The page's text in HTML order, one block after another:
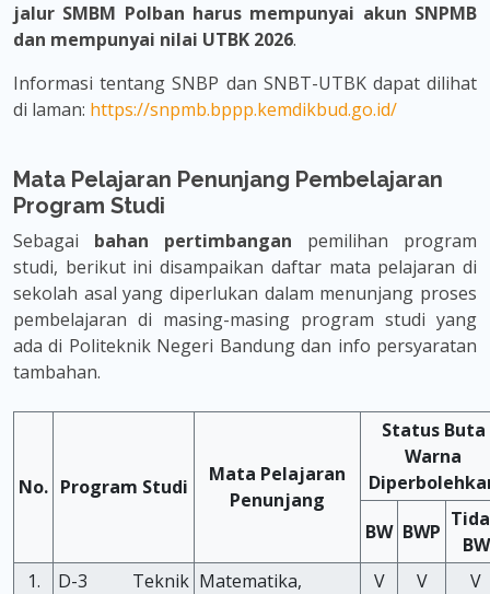
jalur SMBM Polban harus mempunyai akun SNPMB
dan mempunyai nilai UTBK 2026.
Informasi tentang SNBP dan SNBT-UTBK dapat dilihat
di laman: https://snpmb.bppp.kemdikbud.go.id/
Mata Pelajaran Penunjang Pembelajaran
Program Studi
Sebagai bahan pertimbangan pemilihan program
studi, berikut ini disampaikan daftar mata pelajaran di
sekolah asal yang diperlukan dalam menunjang proses
pembelajaran di masing-masing program studi yang
ada di Politeknik Negeri Bandung dan info persyaratan
tambahan.
No. Program Studi
Mata Pelajaran
Penunjang
Status Buta
Warna
BW BWP
BW
1.
D-3 Teknik Matematika,
V V V